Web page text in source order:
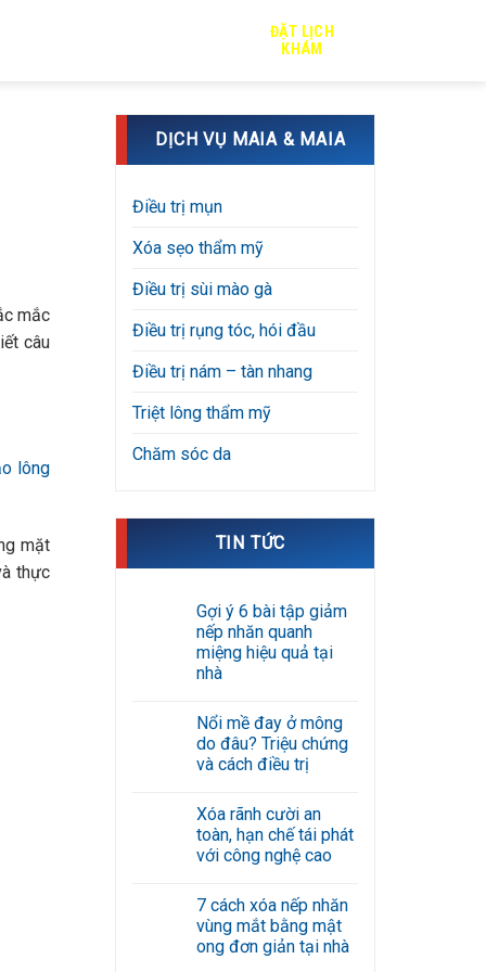
ĐẶT LỊCH
KHÁM
mắc
câu
lông
mặt
thực
DỊCH VỤ MAIA & MAIA
Điều trị mụn
Xóa sẹo thẩm mỹ
Điều trị sùi mào gà
Điều trị rụng tóc, hói đầu
Điều trị nám – tàn nhang
Triệt lông thẩm mỹ
Chăm sóc da
TIN TỨC
Gợi ý 6 bài tập giảm
nếp nhăn quanh
miệng hiệu quả tại
nhà
bình
luận
ở
Gợi
bài
tập
giảm
nếp
nhăn
hiệu
quả
tại
nhà
Nổi mề đay ở mông
do đâu? Triệu chứng
và cách điều trị
bình
luận
ở
Nổi
ở
mông
do
đâu?
Triệu
Xóa rãnh cười an
toàn, hạn chế tái phát
với công nghệ cao
bình
luận
ở
Xóa
7 cách xóa nếp nhăn
vùng mắt bằng mật
ong đơn giản tại nhà